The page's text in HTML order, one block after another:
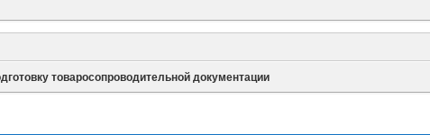
товаросопроводительной документации